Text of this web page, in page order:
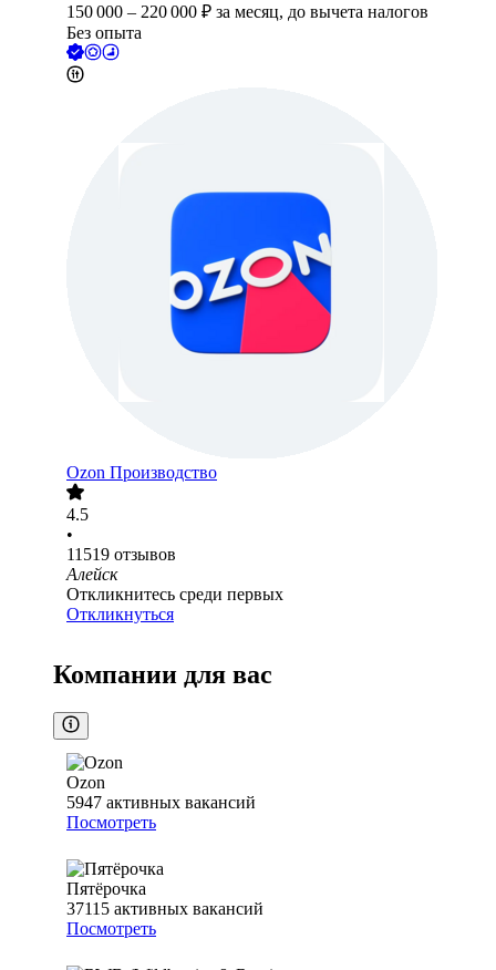
150 000 – 220 000 ₽ за месяц, до вычета налогов
Без опыта
Ozon Производство
4.5
•
11519 отзывов
Алейск
Откликнитесь среди первых
Откликнуться
Компании для вас
Ozon
5947 активных вакансий
Посмотреть
Пятёрочка
37115 активных вакансий
Посмотреть